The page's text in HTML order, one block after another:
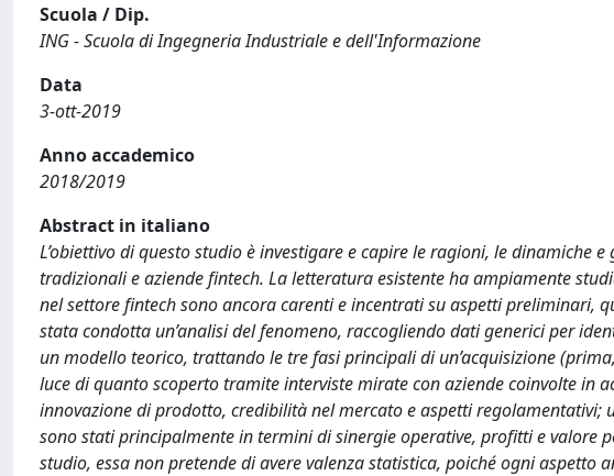
Scuola / Dip.
ING - Scuola di Ingegneria Industriale e dell'Informazione
Data
3-ott-2019
Anno accademico
2018/2019
Abstract in italiano
L’obiettivo di questo studio è investigare e capire le ragioni, le
tradizionali e aziende fintech. La letteratura esistente ha ampiamente
nel settore fintech sono ancora carenti e incentrati su aspetti preliminari,
stata condotta un’analisi del fenomeno, raccogliendo dati generici per
un modello teorico, trattando le tre fasi principali di un’acquisizione
luce di quanto scoperto tramite interviste mirate con aziende coinvolte in
innovazione di prodotto, credibilità nel mercato e aspetti
sono stati principalmente in termini di sinergie operative, profitti e valore
studio, essa non pretende di avere valenza statistica, poiché ogni